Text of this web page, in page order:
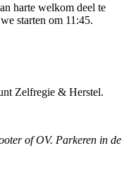
harte welkom deel te
starten om 11:45.
Zelfregie & Herstel.
of OV. Parkeren in de